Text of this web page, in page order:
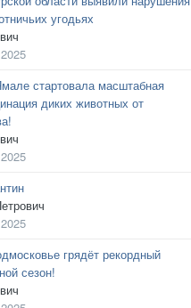
угодьях
стартовала масштабная
диких животных от
грядёт рекордный
сезон!